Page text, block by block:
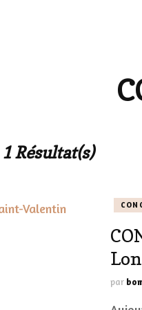
LES
MAKE-UP
LA VIE
PRATIQUES
1 Résultat(s)
par